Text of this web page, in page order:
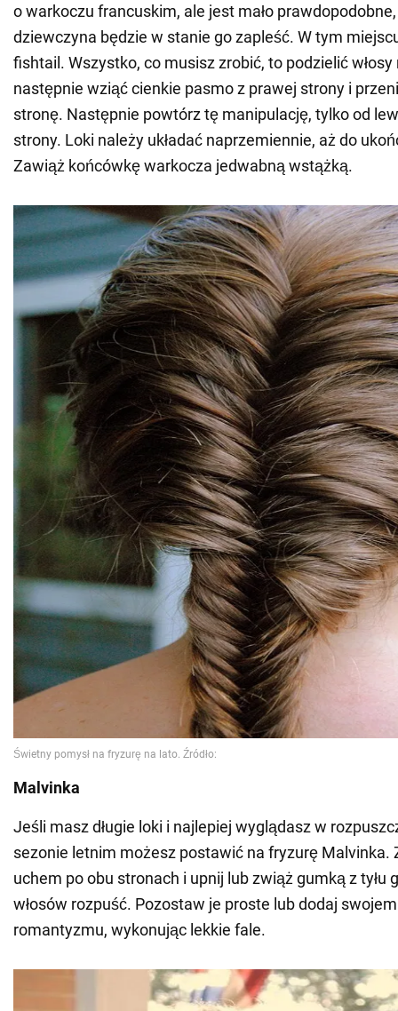
o warkoczu francuskim, ale jest mało
dziewczyna będzie w stanie go zapleść. W tym
fishtail. Wszystko, co musisz zrobić, to podzielić
następnie wziąć cienkie pasmo z prawej strony i
stronę. Następnie powtórz tę manipulację, tylko od
strony. Loki należy układać naprzemiennie, aż do
Zawiąż końcówkę warkocza jedwabną wstążką.
Malvinka
Jeśli masz długie loki i najlepiej wyglądasz w
sezonie letnim możesz postawić na fryzurę Malvinka.
uchem po obu stronach i upnij lub zwiąż gumką z tyłu
włosów rozpuść. Pozostaw je proste lub dodaj
romantyzmu, wykonując lekkie fale.